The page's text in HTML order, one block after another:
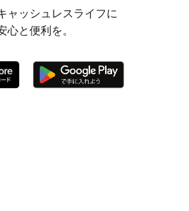
ャッシュレスライフに
心と便利を。